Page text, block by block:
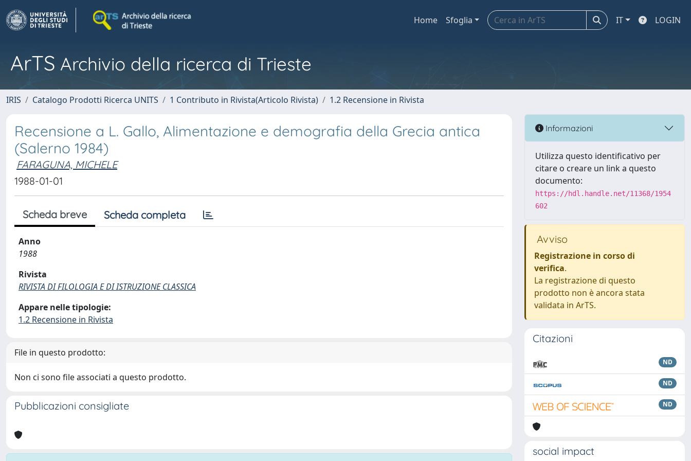
Home Sfoglia IT LOGIN
ArTS Archivio della ricerca di Trieste
IRIS Catalogo Prodotti Ricerca UNITS 1 Contributo in Rivista(Articolo Rivista) 1.2 Recensione in Rivista
Recensione a L. Gallo, Alimentazione e demografia della Grecia antica
(Salerno 1984)
FARAGUNA, MICHELE
1988-01-01
Scheda breve Scheda completa
Anno
1988
Rivista
RIVISTA DI FILOLOGIA E DI ISTRUZIONE CLASSICA
Appare nelle tipologie:
1.2 Recensione in Rivista
File in questo prodotto:
Non ci sono file associati a questo prodotto.
Pubblicazioni consigliate
Informazioni
Utilizza questo identificativo per
citare o creare un link a questo
documento:
https://hdl.handle.net/11368/1954
602
Avviso
Registrazione in corso di
verifica.
La registrazione di questo
prodotto non è ancora stata
validata in ArTS.
Citazioni
ND
ND
ND
social impact